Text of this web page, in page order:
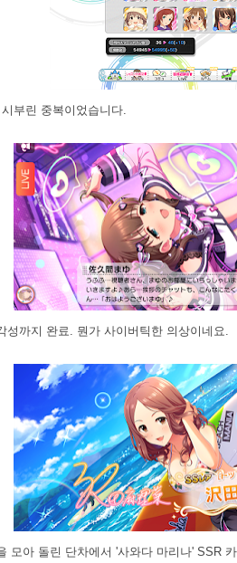
부린 중복이었습니다.
성까지 완료. 뭔가 사이버틱한 의상이네요.
모아 돌린 단차에서 '사와다 마리나' SSR